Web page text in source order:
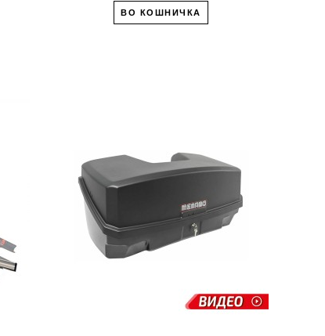
ВО КОШНИЧКА